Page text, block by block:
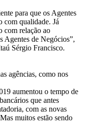
para que os Agentes
com qualidade. Já
com relação ao
Agentes de Negócios”,
Sérgio Francisco.
agências, como nos
aumentou o tempo de
que antes
com as novas
muitos estão sendo